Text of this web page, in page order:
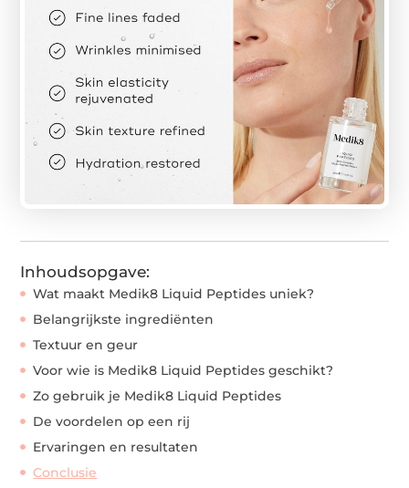
Inhoudsopgave:
Wat maakt Medik8 Liquid Peptides uniek?
Belangrijkste ingrediënten
Textuur en geur
Voor wie is Medik8 Liquid Peptides geschikt?
Zo gebruik je Medik8 Liquid Peptides
De voordelen op een rij
Ervaringen en resultaten
Conclusie